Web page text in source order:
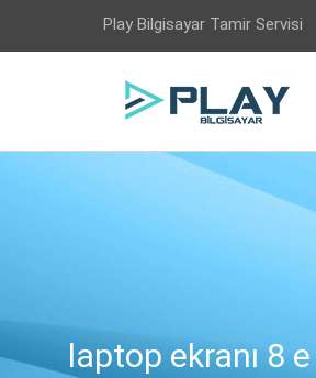
Play Bilgisayar Tamir Servisi
laptop ekranı 8